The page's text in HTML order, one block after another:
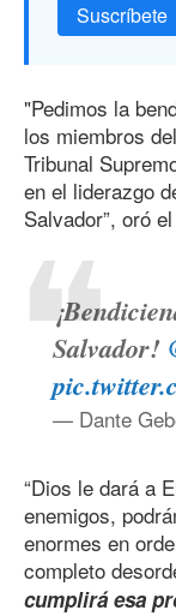
Suscríbete
"Pedimos la
los miembros
Tribunal
en el liderazgo
Salvador”, oró
Salvador!
— Dante
“Dios le dará a
enemigos,
enormes en
completo
cumplirá esa